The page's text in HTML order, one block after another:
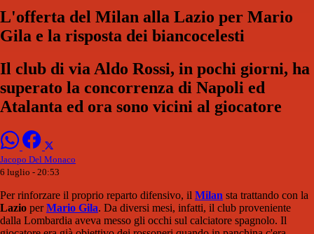
L'offerta del Milan alla Lazio per Mario
Gila e la risposta dei biancocelesti
Il club di via Aldo Rossi, in pochi giorni, ha
superato la concorrenza di Napoli ed
Atalanta ed ora sono vicini al giocatore
Jacopo Del Monaco
6 luglio - 20:53
Per rinforzare il proprio reparto difensivo, il Milan sta trattando con la
Lazio perMario Gila. Da diversi mesi, infatti, il club proveniente
dalla Lombardia aveva messo gli occhi sul calciatore spagnolo. Il